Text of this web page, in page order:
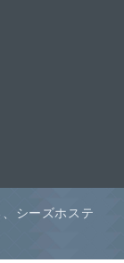
シーズホステ